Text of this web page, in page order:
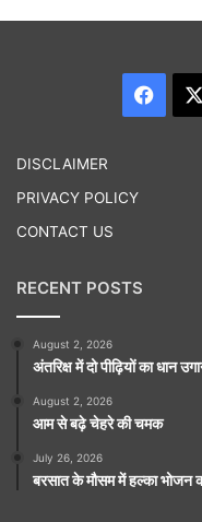
DISCLAIMER
PRIVACY POLICY
CONTACT US
RECENT POSTS
August 2, 2026
अंतरिक्ष में दो पीढ़ियों का धान
August 2, 2026
आम से बढ़े चेहरे की चमक
July 26, 2026
बरसात के मौसम में हल्का भोजन